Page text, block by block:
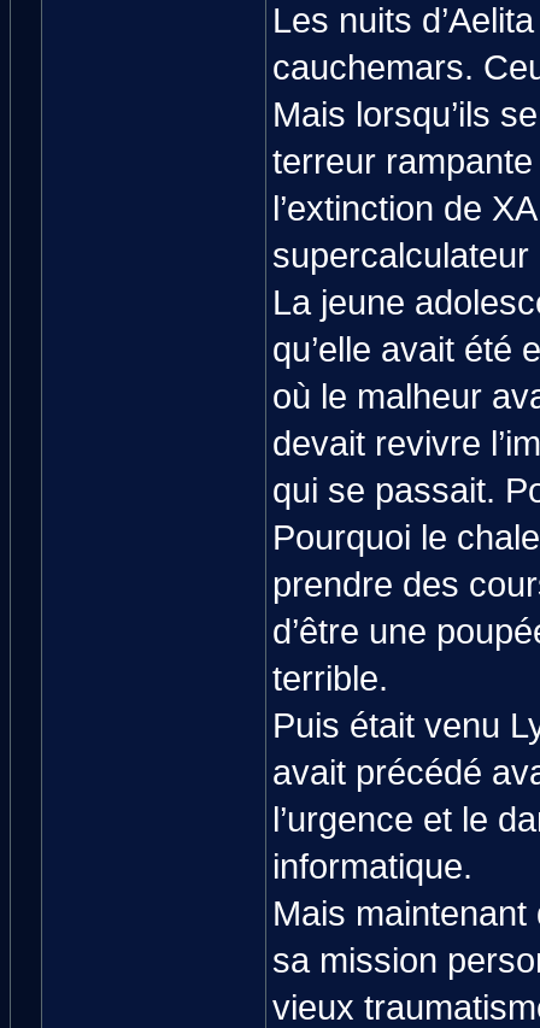
Les nuits
cauchemars.
Mais lorsqu’ils
terreur
l’extinction de
supercalculateur
La jeune
qu’elle avait été
où le malheur
devait revivre
qui se passait.
Pourquoi le
prendre des
d’être une
terrible.
Puis était venu
avait précédé
l’urgence et le
informatique.
Mais
sa mission
vieux